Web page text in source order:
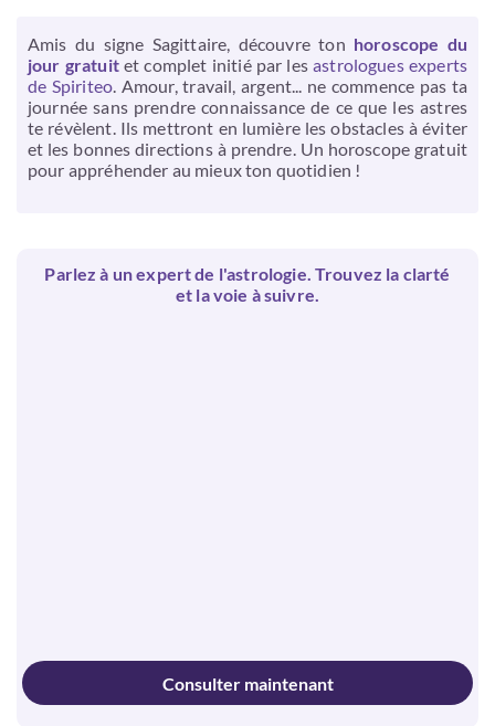
Amis du signe Sagittaire, découvre ton horoscope du
jour gratuitet complet initié par lesastrologues experts
de Spiriteo. Amour, travail, argent... ne commence pas ta
journée sans prendre connaissance de ce que les astres
te révèlent. Ils mettront en lumière les obstacles à éviter
et les bonnes directions à prendre. Un horoscope gratuit
pour appréhender au mieux ton quotidien !
Parlez à un expert de l'astrologie. Trouvez la clarté
et la voie à suivre.
Consulter maintenant